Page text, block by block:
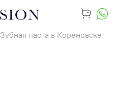
Зубная паста в Кореновске